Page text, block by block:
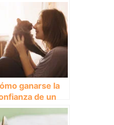
ganarse la
de un
mira todos
consejos